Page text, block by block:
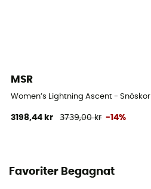
MSR
Women’s Lightning Ascent - Snöskor
3198,44 kr 3739,00 kr -14%
Favoriter Begagnat